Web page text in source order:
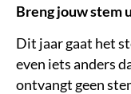
Breng jouw stem
Dit jaar gaat het
even iets anders
ontvangt geen